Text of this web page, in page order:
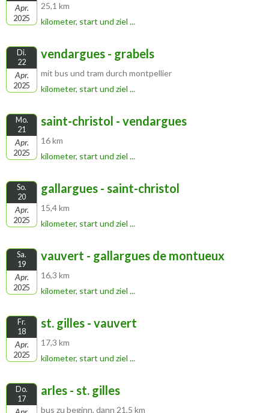
Apr.
2025
25,1 km
kilometer, start und ziel ...
Di.
22
Apr.
2025
vendargues - grabels
mit bus und tram durch montpellier
kilometer, start und ziel ...
Mo.
21
Apr.
2025
saint-christol - vendargues
16 km
kilometer, start und ziel ...
So.
20
Apr.
2025
gallargues - saint-christol
15,4 km
kilometer, start und ziel ...
Sa.
19
Apr.
2025
vauvert - gallargues de montueux
16,3 km
kilometer, start und ziel ...
Fr.
18
Apr.
2025
st. gilles - vauvert
17,3 km
kilometer, start und ziel ...
Do.
17
arles - st. gilles
bus zu beginn, dann 21,5 km